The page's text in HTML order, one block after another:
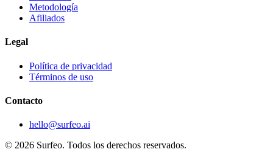
Metodología
Afiliados
Legal
Política de privacidad
Términos de uso
Contacto
hello@surfeo.ai
© 2026 Surfeo. Todos los derechos reservados.